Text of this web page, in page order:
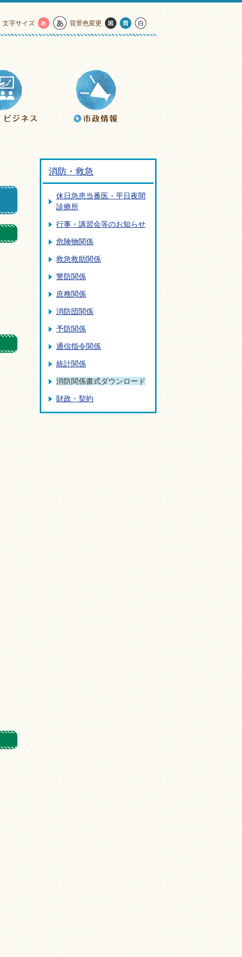
文字サイズ 背景色変更
消防・救急
休日急患当番医・平日夜間
診療所
行事・講習会等のお知らせ
危険物関係
救急救助関係
警防関係
庶務関係
消防団関係
予防関係
通信指令関係
統計関係
消防関係書式ダウンロード
財政・契約